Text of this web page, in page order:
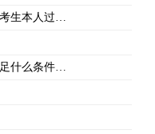
生本人过…
什么条件…